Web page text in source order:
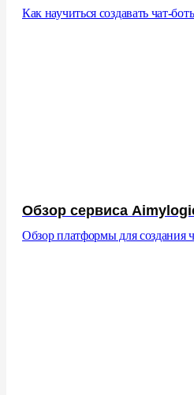
Как научиться создавать чат-
Обзор сервиса
Обзор платформы для создания